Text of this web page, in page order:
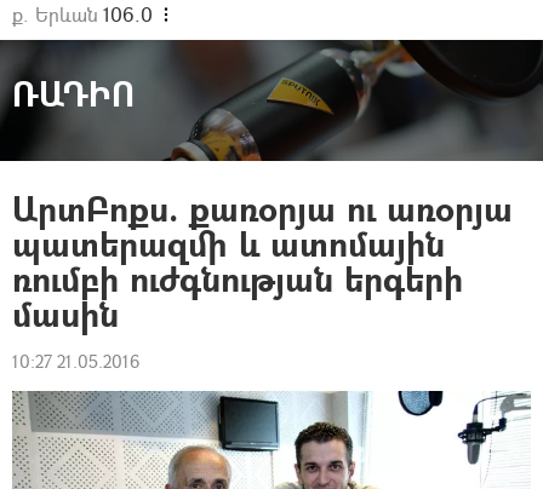
ք. Երևան 106.0
ՌԱԴԻՈ
ԱրտԲոքս. քառօրյա ու առօրյա
պատերազմի և ատոմային
ռումբի ուժգնության երգերի
մասին
10:27 21.05.2016